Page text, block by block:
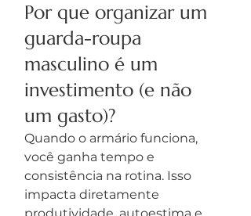
Por que organizar um
guarda-roupa
masculino é um
investimento (e não
um gasto)?
Quando o armário funciona,
você ganha tempo e
consistência na rotina. Isso
impacta diretamente